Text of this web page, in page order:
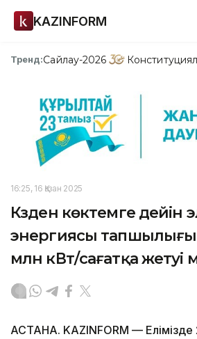
KAZINFORM
Тренд:Сайлау-2026
16:25, 16 Қазан 2025
Күзден көктемге дейін
энергиясы
млн кВт/сағатқа жетуі
АСТАНА. KAZINFORM —